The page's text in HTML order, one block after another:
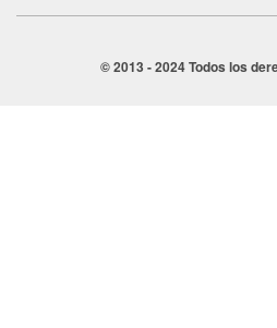
© 2013 - 2024 Todos los